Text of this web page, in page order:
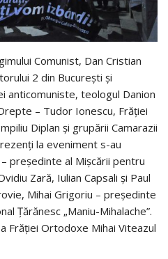
Comunist, Dan Cristian
2 din București și
anticomuniste, teologul Danion
– Tudor Ionescu, Frăției
Diplan și grupării Camarazii
la eveniment s-au
președinte al Mișcării pentru
Zară, Iulian Capsali și Paul
Mihai Grigoriu – președinte
Țărănesc „Maniu-Mihalache”.
Frăției Ortodoxe Mihai Viteazul